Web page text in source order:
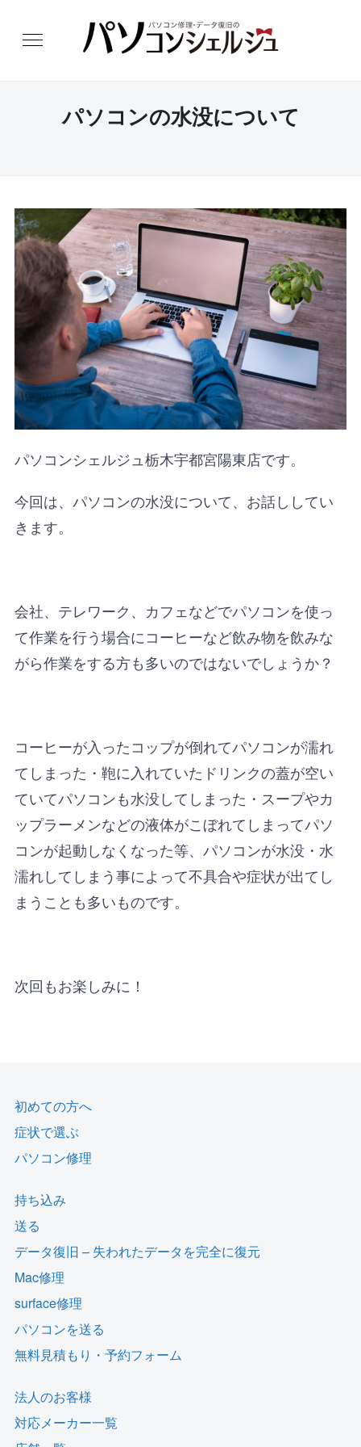
パソコンの水没について
パソコンシェルジュ栃木宇都宮陽東店です。
今回は、パソコンの水没について、お話ししてい
きます。
会社、テレワーク、カフェなどでパソコンを使っ
て作業を行う場合にコーヒーなど飲み物を飲みな
がら作業をする方も多いのではないでしょうか？
コーヒーが入ったコップが倒れてパソコンが濡れ
てしまった・鞄に入れていたドリンクの蓋が空い
ていてパソコンも水没してしまった・スープやカ
ップラーメンなどの液体がこぼれてしまってパソ
コンが起動しなくなった等、パソコンが水没・水
濡れしてしまう事によって不具合や症状が出てし
まうことも多いものです。
次回もお楽しみに！
初めての方へ
症状で選ぶ
パソコン修理
持ち込み
送る
データ復旧 – 失われたデータを完全に復元
Mac修理
surface修理
パソコンを送る
無料見積もり・予約フォーム
法人のお客様
対応メーカー一覧